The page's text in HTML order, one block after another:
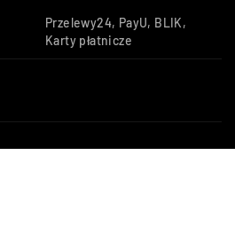
Przelewy24, PayU, BLIK,
Karty płatnicze